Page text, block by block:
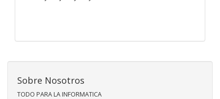
Sobre Nosotros
TODO PARA LA INFORMATICA